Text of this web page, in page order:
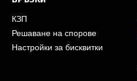
КЗП
Решаване на спорове
Настройки за бисквитки